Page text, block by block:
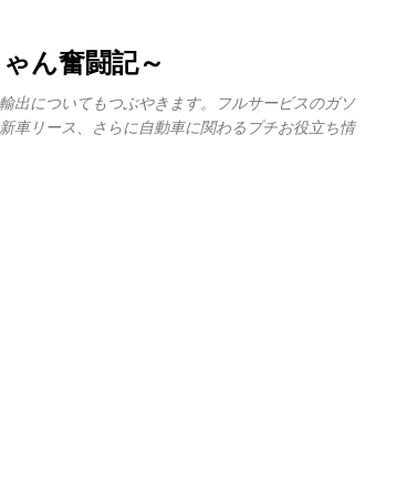
ん奮闘記～
出についてもつぶやきます。フルサービスのガソ
車リース、さらに自動車に関わるプチお役立ち情